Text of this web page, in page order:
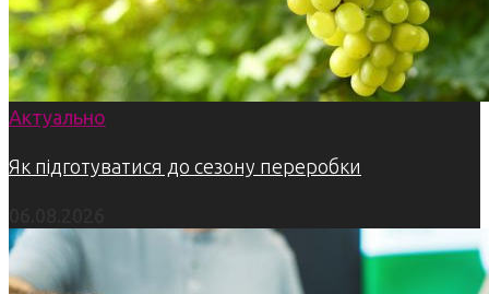
Актуально
Як підготуватися до сезону переробки